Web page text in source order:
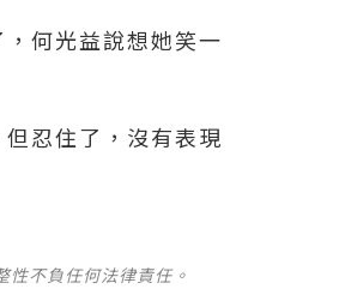
何光益說想她笑一
忍住了，沒有表現
不負任何法律責任。